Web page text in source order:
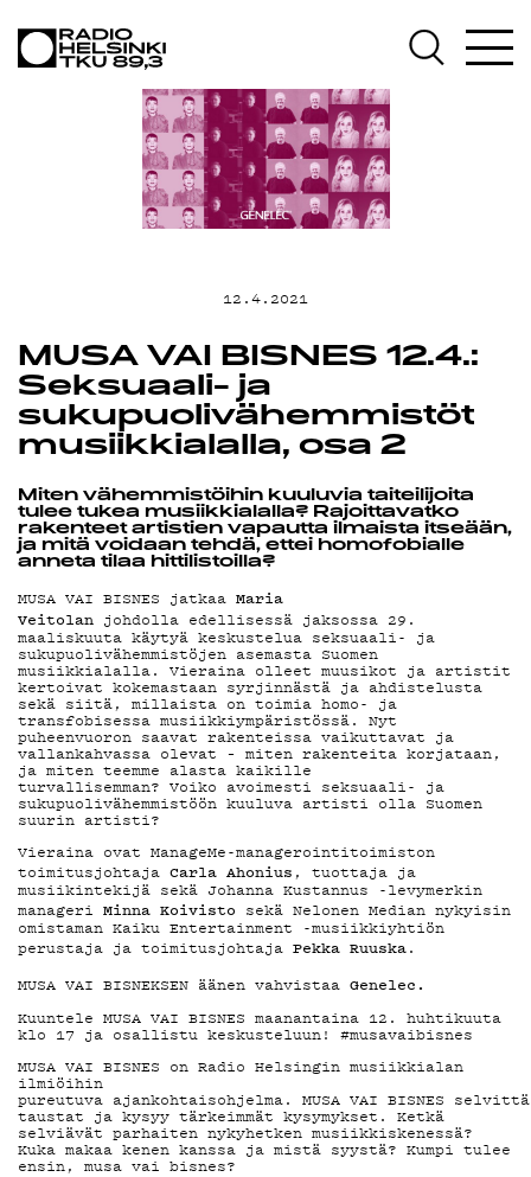
OHJELMAT
TEKIJÄT
ON-DEMAND
PODCAST
MAINOSTA
G LIVELAB
KIRJAUDU SISÄÄN
12.4.2021
MUSA VAI BISNES 12.4.:
Seksuaali- ja
sukupuolivähemmistöt
musiikkialalla, osa 2
Miten vähemmistöihin kuuluvia taiteilijoita
tulee tukea musiikkialalla? Rajoittavatko
rakenteet artistien vapautta ilmaista itseään,
ja mitä voidaan tehdä, ettei homofobialle
anneta tilaa hittilistoilla?
MUSA VAI BISNES jatkaa Maria
Veitolan johdolla edellisessä jaksossa 29.
maaliskuuta käytyä keskustelua seksuaali- ja
sukupuolivähemmistöjen asemasta Suomen
musiikkialalla. Vieraina olleet muusikot ja artistit
kertoivat kokemastaan syrjinnästä ja ahdistelusta
sekä siitä, millaista on toimia homo- ja
transfobisessa musiikkiympäristössä. Nyt
puheenvuoron saavat rakenteissa vaikuttavat ja
vallankahvassa olevat – miten rakenteita korjataan,
ja miten teemme alasta kaikille
turvallisemman? Voiko avoimesti seksuaali- ja
sukupuolivähemmistöön kuuluva artisti olla Suomen
suurin artisti?
Vieraina ovat ManageMe-managerointitoimiston
toimitusjohtaja Carla Ahonius , tuottaja ja
musiikintekijä sekä Johanna Kustannus -levymerkin
manageri Minna Koivisto sekä Nelonen Median nykyisin
omistaman Kaiku Entertainment -musiikkiyhtiön
perustaja ja toimitusjohtaja Pekka Ruuska.
MUSA VAI BISNEKSEN äänen vahvistaa Genelec.
Kuuntele MUSA VAI BISNES maanantaina 12. huhtikuuta
klo 17 ja osallistu keskusteluun! #musavaibisnes
MUSA VAI BISNES on Radio Helsingin musiikkialan
ilmiöihin
pureutuva ajankohtaisohjelma. MUSA VAI BISNES
taustat ja kysyy tärkeimmät kysymykset. Ketkä
selviävät parhaiten nykyhetken musiikkiskenessä?
Kuka makaa kenen kanssa ja mistä syystä? Kumpi tulee
ensin, musa vai bisnes?